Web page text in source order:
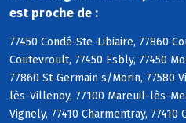
est proche de :
77450 Condé-Ste-Libiaire, 77860
Coutevroult, 77450 Esbly, 77450
77860 St-Germain s/Morin, 77580
lès-Villenoy, 77100 Mareuil-lès-
Vignely, 77410 Charmentray, 77410